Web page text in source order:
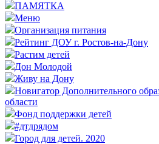
ПАМЯТКА
Меню
Организация питания
Рейтинг ДОУ г. Ростов-на-Дону
Растим детей
Дон Молодой
Живу на Дону
Новигатор Дополнительного
области
Фонд поддержки детей
#дтдрядом
Город для детей. 2020